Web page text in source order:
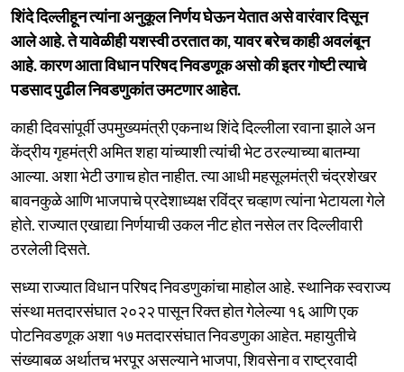
शिंदे दिल्लीहून त्यांना अनुकूल निर्णय घेऊन येतात असे वारंवार दिसून
आले आहे. ते यावेळीही यशस्वी ठरतात का, यावर बरेच काही अवलंबून
आहे. कारण आता विधान परिषद निवडणूक असो की इतर गोष्टी त्याचे
पडसाद पुढील निवडणुकांत उमटणार आहेत.
काही दिवसांपूर्वी उपमुख्यमंत्री एकनाथ शिंदे दिल्लीला रवाना झाले अन
केंद्रीय गृहमंत्री अमित शहा यांच्याशी त्यांची भेट ठरल्याच्या बातम्या
आल्या. अशा भेटी उगाच होत नाहीत. त्या आधी महसूलमंत्री चंद्रशेखर
बावनकुळे आणि भाजपाचे प्रदेशाध्यक्ष रविंद्र चव्हाण त्यांना भेटायला गेले
होते. राज्यात एखाद्या निर्णयाची उकल नीट होत नसेल तर दिल्लीवारी
ठरलेली दिसते.
सध्या राज्यात विधान परिषद निवडणुकांचा माहोल आहे. स्थानिक स्वराज्य
संस्था मतदारसंघात २०२२ पासून रिक्त होत गेलेल्या १६ आणि एक
पोटनिवडणूक अशा १७ मतदारसंघात निवडणुका आहेत. महायुतीचे
संख्याबळ अर्थातच भरपूर असल्याने भाजपा, शिवसेना व राष्ट्रवादी